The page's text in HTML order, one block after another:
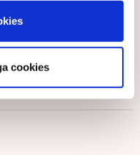
cookies